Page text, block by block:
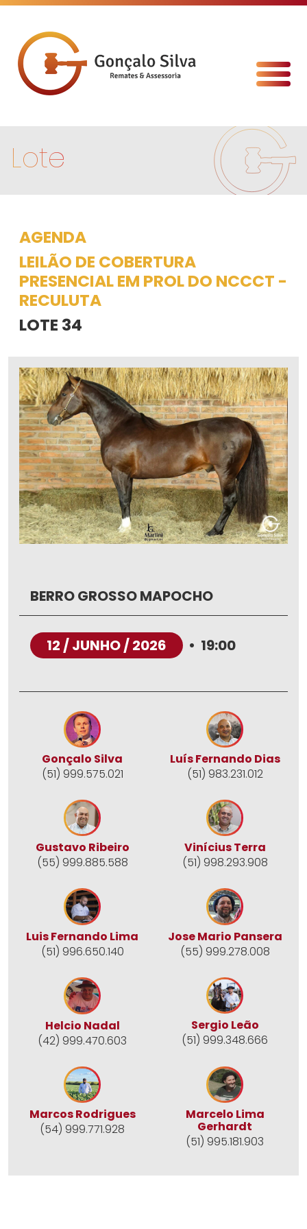
Lote
AGENDA
LEILÃO DE COBERTURA
PRESENCIAL EM PROL DO NCCCT -
RECULUTA
LOTE 34
BERRO GROSSO MAPOCHO
12 / JUNHO / 2026 • 19:00
Gonçalo Silva
(51) 999.575.021
Luís Fernando Dias
(51) 983.231.012
Gustavo Ribeiro
(55) 999.885.588
Vinícius Terra
(51) 998.293.908
Luis Fernando Lima
(51) 996.650.140
Jose Mario Pansera
(55) 999.278.008
Helcio Nadal
(42) 999.470.603
Sergio Leão
(51) 999.348.666
Marcos Rodrigues
(54) 999.771.928
Marcelo Lima
Gerhardt
(51) 995.181.903